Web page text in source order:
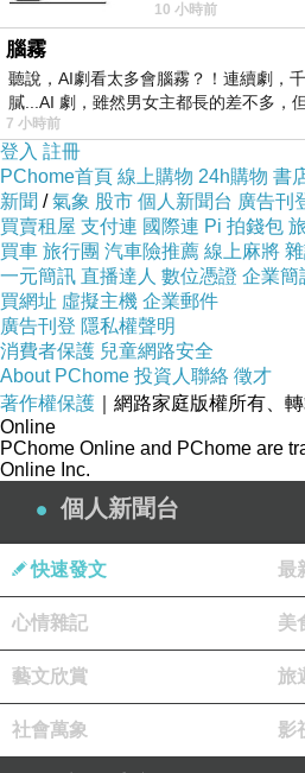
者 只能白白陪葬
10 小時前
腦霧
聽說，AI劇看太多會腦霧？！連續劇，
膩...AI 劇，雖然男女主都長的差不多，
7 小時前
登入 註冊
PChome首頁 線上購物 24h購物 書
新聞 /氣象 股市 個人新聞台 廣告刊
買賣租屋 支付連 國際連 Pi 拍錢包
買車 旅行團 汽車險推薦 線上麻將
一元簡訊 直播達人 數位憑證 企業簡
買網址 虛擬主機 企業郵件
廣告刊登 隱私權聲明
消費者保護 兒童網路安全
About PChome 投資人聯絡 徵才
著作權保護 ｜網路家庭版權所有、
Online
PChome Online and PChome are
Online Inc.
個人新聞台
快速發文 最
心情雜記 美
藝文欣賞 旅
社會萬象 影